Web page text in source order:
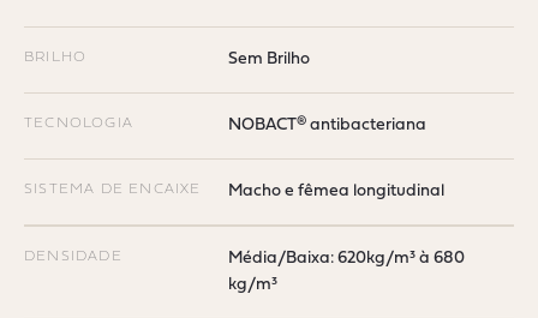
BRILHO Sem Brilho
TECNOLOGIA NOBACT® antibacteriana
SISTEMA DE ENCAIXE Macho e fêmea longitudinal
DENSIDADE
Média/Baixa: 620kg/m³ à 680
kg/m³